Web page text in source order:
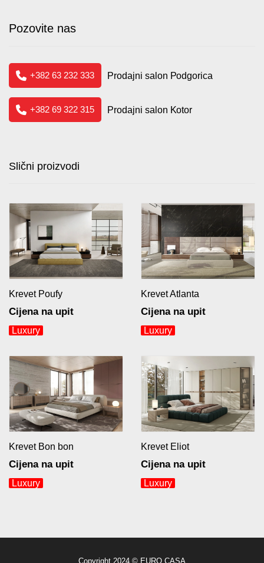
Pozovite nas
+382 63 232 333 Prodajni salon Podgorica
+382 69 322 315 Prodajni salon Kotor
Slični proizvodi
Krevet Poufy
Cijena na upit
Luxury
Krevet Atlanta
Cijena na upit
Luxury
Krevet Bon bon
Cijena na upit
Luxury
Krevet Eliot
Cijena na upit
Luxury
Copyright 2024 © EURO CASA